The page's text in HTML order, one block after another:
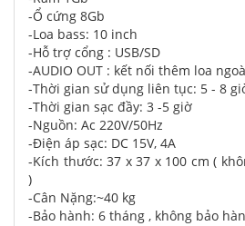
-Ổ cứng 8Gb
-Loa bass: 10 inch
-Hỗ trợ cổng : USB/SD
-AUDIO OUT : kết nối thêm loa
-Thời gian sử dụng liên tục: 5 - 8
-Thời gian sạc đầy: 3 -5 giờ
-Nguồn: Ac 220V/50Hz
-Điện áp sạc: DC 15V, 4A
-Kích thước: 37 x 37 x 100 cm (
)
-Cân Nặng:~40 kg
-Bảo hành: 6 tháng , không bảo